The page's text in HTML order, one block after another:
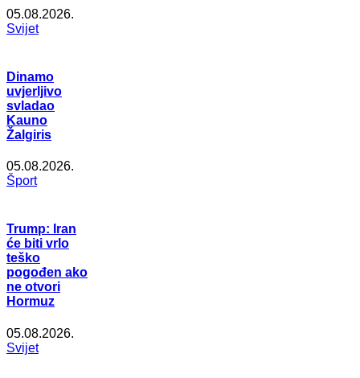
05.08.2026.
Svijet
Dinamo
uvjerljivo
svladao
Kauno
Žalgiris
05.08.2026.
Šport
Trump: Iran
će biti vrlo
teško
pogođen ako
ne otvori
Hormuz
05.08.2026.
Svijet